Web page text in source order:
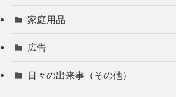
家庭用品
広告
日々の出来事（その他）